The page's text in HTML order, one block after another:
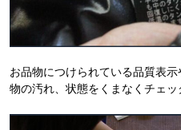
お品物につけられている品質表
物の汚れ、状態をくまなくチェッ